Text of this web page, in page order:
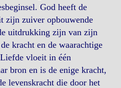
God heeft de
zijn zuiver opbouwende
uitdrukking zijn van zijn
kracht en de waarachtige
vloeit in één
bron en is de enige kracht,
levenskracht die door het